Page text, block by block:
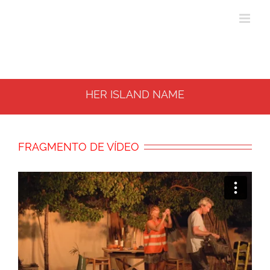
HER ISLAND NAME
FRAGMENTO DE VÍDEO